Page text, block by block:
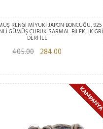
RENGİ MİYUKİ JAPON BONCUĞU, 925
GÜMÜŞ ÇUBUK SARMAL BİLEKLİK GRİ
DERİ İLE
405.00 284.00